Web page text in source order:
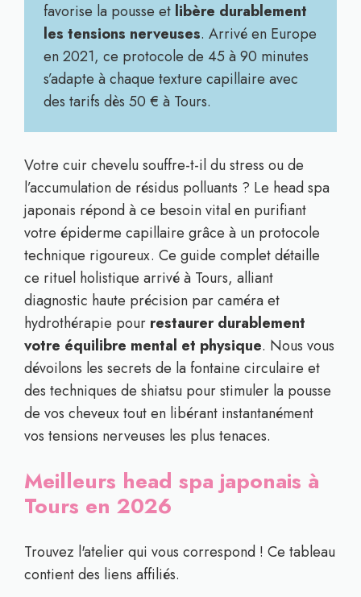
favorise la pousse et libère durablement
les tensions nerveuses. Arrivé en Europe
en 2021, ce protocole de 45 à 90 minutes
s’adapte à chaque texture capillaire avec
des tarifs dès 50 € à Tours.
Votre cuir chevelu souffre-t-il du stress ou de
l’accumulation de résidus polluants ? Le head spa
japonais répond à ce besoin vital en purifiant
votre épiderme capillaire grâce à un protocole
technique rigoureux. Ce guide complet détaille
ce rituel holistique arrivé à Tours, alliant
diagnostic haute précision par caméra et
hydrothérapie pour restaurer durablement
votre équilibre mental et physique. Nous vous
dévoilons les secrets de la fontaine circulaire et
des techniques de shiatsu pour stimuler la pousse
de vos cheveux tout en libérant instantanément
vos tensions nerveuses les plus tenaces.
Meilleurs head spa japonais à
Tours en 2026
Trouvez l'atelier qui vous correspond ! Ce tableau
contient des liens affiliés.